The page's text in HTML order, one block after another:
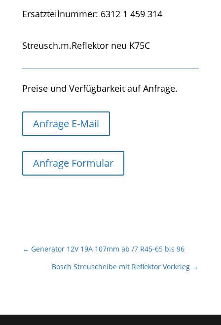
Ersatzteilnummer: 6312 1 459 314
Streusch.m.Reflektor neu K75C
Preise und Verfügbarkeit auf Anfrage.
Anfrage E-Mail
Anfrage Formular
← Generator 12V 19A 107mm ab /7 R45-65 bis 96
Bosch Streuscheibe mit Reflektor Vorkrieg →